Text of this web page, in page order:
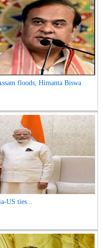
floods, Himanta Biswa
US ties...